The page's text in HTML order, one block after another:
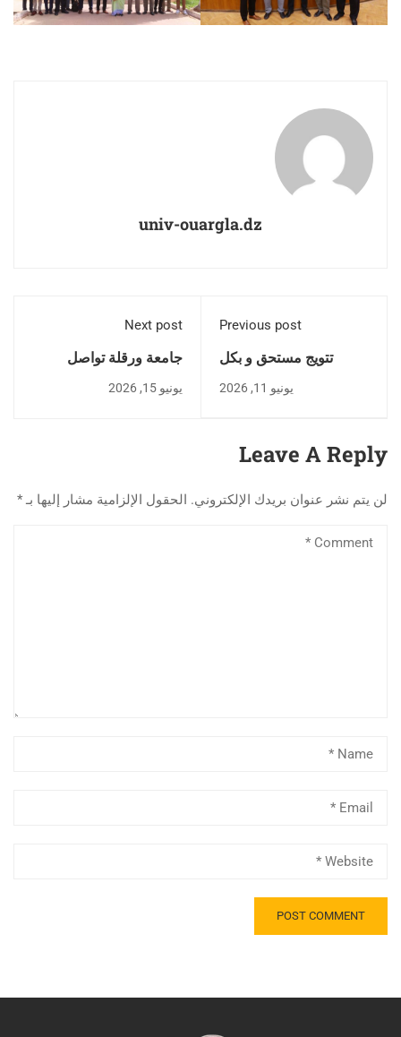
univ-ouargla.dz
Previous post
تتويج مستحق و بكل
جدارة لطلبة كليةعلوم
الطبيعة و الحياة بجامعة
يونيو 11, 2026
Next post
جامعة ورقلة تواصل
صناعة التميز: الباحثة
مباركة علاوي تتألق دولياً
يونيو 15, 2026
Leave A Reply
لن يتم نشر عنوان بريدك الإلكتروني. الحقول الإلزامية مشار إليها بـ *